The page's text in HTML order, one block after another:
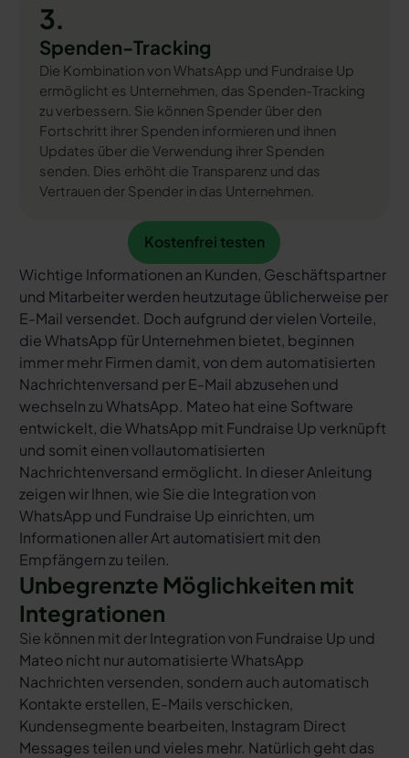
3.
Spenden-Tracking
Die Kombination von WhatsApp und Fundraise Up
ermöglicht es Unternehmen, das Spenden-Tracking
zu verbessern. Sie können Spender über den
Fortschritt ihrer Spenden informieren und ihnen
Updates über die Verwendung ihrer Spenden
senden. Dies erhöht die Transparenz und das
Vertrauen der Spender in das Unternehmen.
Kostenfrei testen
Kostenfrei testen
Wichtige Informationen an Kunden, Geschäftspartner
und Mitarbeiter werden heutzutage üblicherweise per
E-Mail versendet. Doch aufgrund der vielen Vorteile,
die WhatsApp für Unternehmen bietet, beginnen
immer mehr Firmen damit, von dem automatisierten
Nachrichtenversand per E-Mail abzusehen und
wechseln zu WhatsApp. Mateo hat eine Software
entwickelt, die WhatsApp mit Fundraise Up verknüpft
und somit einen vollautomatisierten
Nachrichtenversand ermöglicht. In dieser Anleitung
zeigen wir Ihnen, wie Sie die Integration von
WhatsApp und Fundraise Up einrichten, um
Informationen aller Art automatisiert mit den
Empfängern zu teilen.
Unbegrenzte Möglichkeiten mit
Integrationen
Sie können mit der Integration von Fundraise Up und
Mateo nicht nur automatisierte WhatsApp
Nachrichten versenden, sondern auch automatisch
Kontakte erstellen, E-Mails verschicken,
Kundensegmente bearbeiten, Instagram Direct
Messages teilen und vieles mehr. Natürlich geht das